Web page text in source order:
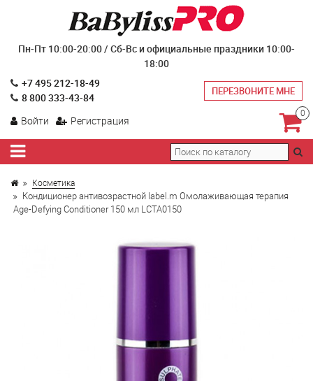
Пн-Пт 10:00-20:00 / Сб-Вс и официальные праздники 10:00-
18:00
+7 495 212-18-49
8 800 333-43-84
ПЕРЕЗВОНИТЕ МНЕ
Войти Регистрация
0
Косметика
Кондиционер антивозрастной label.m Омолаживающая терапия
Age-Defying Conditioner 150 мл LCTA0150